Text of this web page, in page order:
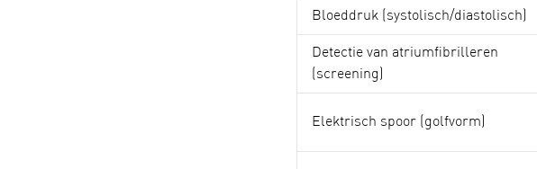
Bloeddruk (systolisch/diastolisch)
Detectie van atriumfibrilleren
(screening)
Elektrisch spoor (golfvorm)